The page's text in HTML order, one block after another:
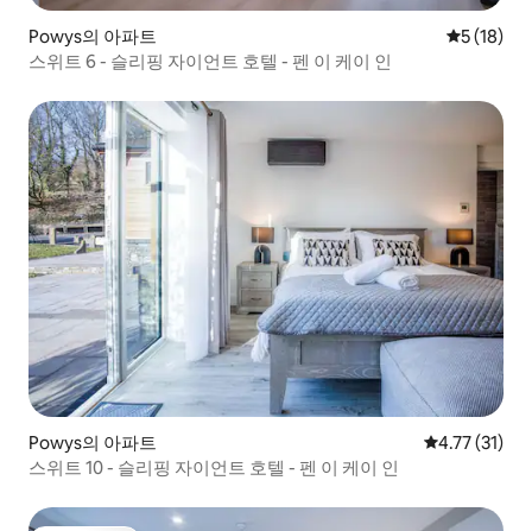
Powys의 아파트 평점 5점
5 (18)
스위트 6 - 슬리핑 자이언트 호텔 - 펜 이 케이 인
Powys의 아파트 평점 4.77점
4.77 (31)
스위트 10 - 슬리핑 자이언트 호텔 - 펜 이 케이 인